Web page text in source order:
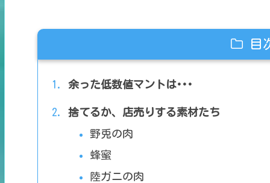
目
余った低数値マントは･･･
捨てるか、店売りする素材たち
野兎の肉
蜂蜜
陸ガニの肉